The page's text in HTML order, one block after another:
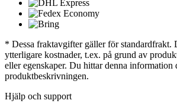
* Dessa fraktavgifter gäller för standardfrakt.
ytterligare kostnader, t.ex. på grund av
eller egenskaper. Du hittar denna information
produktbeskrivningen.
Hjälp och support